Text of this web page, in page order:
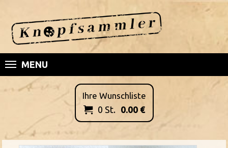
MENU
Ihre Wunschliste
 0 St. 0.00€